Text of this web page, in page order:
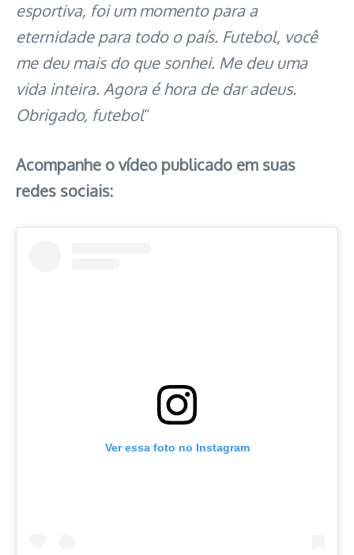
esportiva, foi um momento para a
eternidade para todo o país. Futebol, você
me deu mais do que sonhei. Me deu uma
vida inteira. Agora é hora de dar adeus.
Obrigado, futebol“
Acompanhe o vídeo publicado em suas
redes sociais:
Ver essa foto no Instagram